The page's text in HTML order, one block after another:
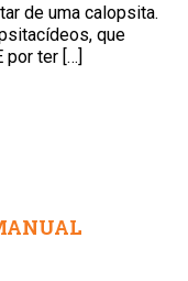
de uma calopsita.
que
por ter […]